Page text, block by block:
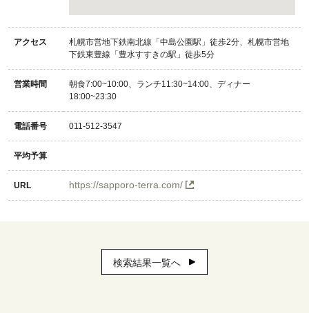
アクセス
札幌市営地下鉄南北線「中島公園駅」徒歩2分、札幌市営地
下鉄東豊線「豊水すすきの駅」徒歩5分
営業時間
朝食7:00~10:00、ランチ11:30~14:00、ディナー
18:00~23:30
電話番号 011-512-3547
平均予算
URL https://sapporo-terra.com/
検索結果一覧へ